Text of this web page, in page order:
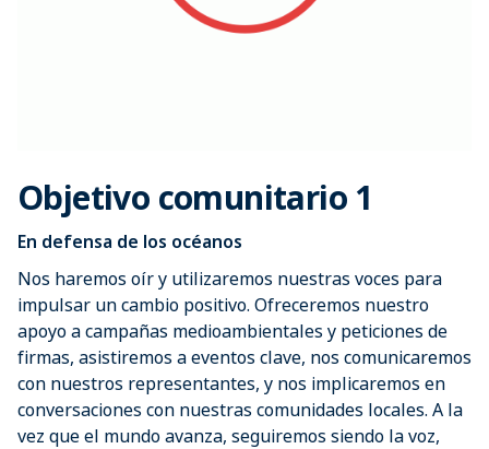
Objetivo comunitario 1
En defensa de los océanos
Nos haremos oír y utilizaremos nuestras voces para
impulsar un cambio positivo. Ofreceremos nuestro
apoyo a campañas medioambientales y peticiones de
firmas, asistiremos a eventos clave, nos comunicaremos
con nuestros representantes, y nos implicaremos en
conversaciones con nuestras comunidades locales. A la
vez que el mundo avanza, seguiremos siendo la voz,